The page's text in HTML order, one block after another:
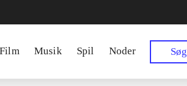
Film Musik Spil Noder Søg